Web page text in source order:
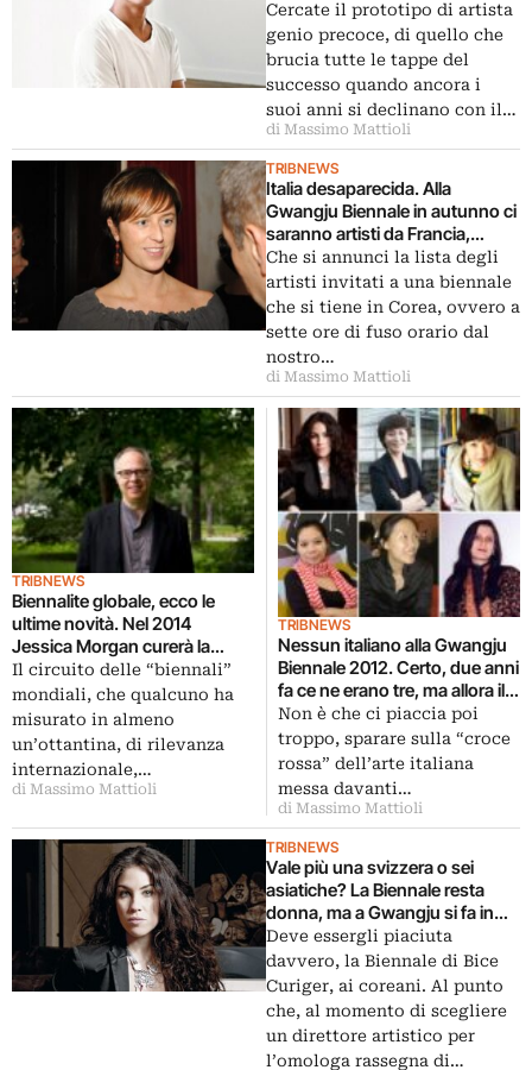
del 2015. Un genio precoce
partito da un naufragio nel mare
del Vietnam
Cercate il prototipo di artista
genio precoce, di quello che
brucia tutte le tappe del
successo quando ancora i
suoi anni si declinano con il…
di Massimo Mattioli
TRIBNEWS
Italia desaparecida. Alla
Gwangju Biennale in autunno ci
saranno artisti da Francia,
Germania, Slovacchia,
Romania, Grecia, Polonia, ma
nessun connazionale: perché?
Che si annunci la lista degli
artisti invitati a una biennale
che si tiene in Corea, ovvero a
sette ore di fuso orario dal
nostro…
di Massimo Mattioli
TRIBNEWS
Biennalite globale, ecco le
ultime novità. Nel 2014
Jessica Morgan curerà la
Gwangju Biennale, mentre la
Bienal de São Paulo si affiderà
al veterano Charles Esche
Il circuito delle “biennali”
mondiali, che qualcuno ha
misurato in almeno
un’ottantina, di rilevanza
internazionale,…
di Massimo Mattioli
TRIBNEWS
Nessun italiano alla Gwangju
Biennale 2012. Certo, due anni
fa ce ne erano tre, ma allora il
curatore era Massimiliano
Gioni…
Non è che ci piaccia poi
troppo, sparare sulla “croce
rossa” dell’arte italiana
messa davanti…
di Massimo Mattioli
TRIBNEWS
Vale più una svizzera o sei
asiatiche? La Biennale resta
donna, ma a Gwangju si fa in
pool
Deve essergli piaciuta
davvero, la Biennale di Bice
Curiger, ai coreani. Al punto
che, al momento di scegliere
un direttore artistico per
l’omologa rassegna di…